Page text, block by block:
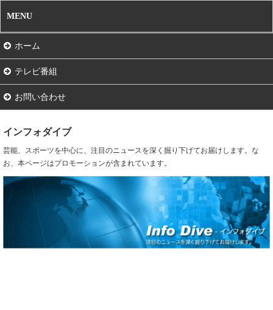
MENU
ホーム
テレビ番組
お問い合わせ
インフォダイブ
芸能、スポーツを中心に、注目のニュースを深く掘り下げてお届けします。な
お、本ページはプロモーションが含まれています。